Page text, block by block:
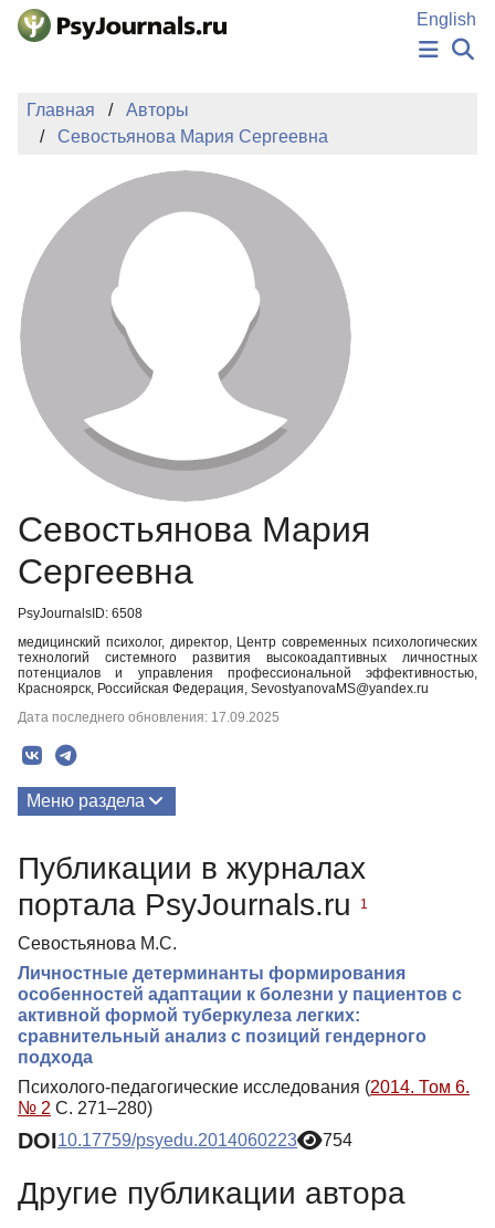
Перейти к основному содержанию
English
ИЗДАНИЯ
АВТОРЫ
ПОДАТЬ РУКОПИСЬ
БАЗА ЗНАНИЙ
КЛЮЧЕВЫЕ СЛОВА
Регистрация
Главная
Авторы
Севостьянова Мария Сергеевна
Севостьянова Мария
Сергеевна
PsyJournalsID: 6508
медицинский психолог, директор, Центр современных психологических
технологий системного развития высокоадаптивных личностных
потенциалов и управления профессиональной эффективностью,
Красноярск, Российская Федерация, SevostyanovaMS@yandex.ru
Дата последнего обновления: 17.09.2025
Меню раздела
Публикации в журналах
портала PsyJournals.ru
1
Севостьянова М.С.
Личностные детерминанты формирования
особенностей адаптации к болезни у пациентов с
активной формой туберкулеза легких:
сравнительный анализ с позиций гендерного
подхода
Психолого-педагогические исследования (2014. Том 6.
№ 2 С. 271–280)
DOI10.17759/psyedu.2014060223 754
Другие публикации автора